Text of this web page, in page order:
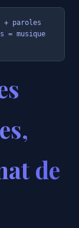
+ paroles
= musique
de